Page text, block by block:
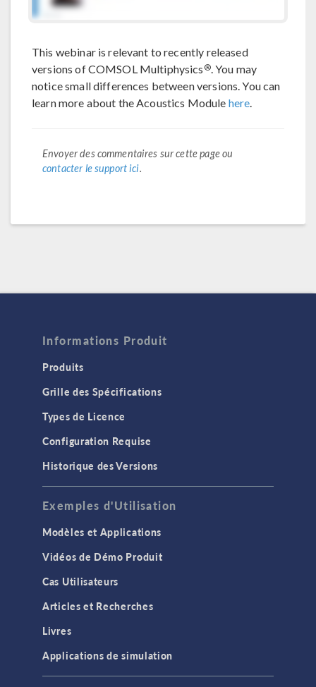
This webinar is relevant to recently released
versions of COMSOL Multiphysics ®. You may
notice small differences between versions. You can
learn more about the Acoustics Module here.
Envoyer des commentaires sur cette page ou
contacter le support ici.
Informations Produit
Produits
Grille des Spécifications
Types de Licence
Configuration Requise
Historique des Versions
Exemples d'Utilisation
Modèles et Applications
Vidéos de Démo Produit
Cas Utilisateurs
Articles et Recherches
Livres
Applications de simulation